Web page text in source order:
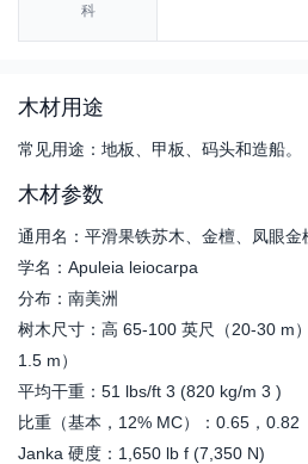
科
木材用途
常见用途：地板、甲板、码头和造船。
木材参数
通用名：平滑果铁苏木、金檀、凤眼金
学名：Apuleia leiocarpa
分布：南美洲
树木尺寸：高 65-100 英尺（20-30 m
1.5 m）
平均干重：51 lbs/ft 3 (820 kg/m 3 )
比重（基本，12% MC）：0.65，0.82
Janka 硬度：1,650 lb f (7,350 N)